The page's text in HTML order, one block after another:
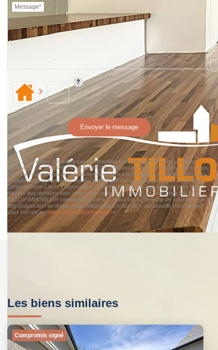
Message*
Envoyer le message
« Les informations recueillies sur ce formulaire sont enregistrées dans un fichier
informatisé par VALERIE TILLOY IMMOBILIER pour gérer votre demande de contact.
Elles sont conservées pour la durée nécessaire à la gestion de la relation client dans
le respect des prescriptions légales applicables et sont destinées à nos conseillers
Conformément à la loi « informatique et libertés », vous pouvez exercer votre droit
d'accès aux données vous concernant et les faire rectifier en contactant VALERIE
TILLOY IMMOBILIER valerie@tilloy-immo.fr. Nous vous informons de l'existence de la
liste d'opposition au démarchage téléphonique « Bloctel », sur laquelle vous pouvez
vous inscrire ici :https://www.bloctel.gouv.fr/»
Les biens similaires
Compromis signé